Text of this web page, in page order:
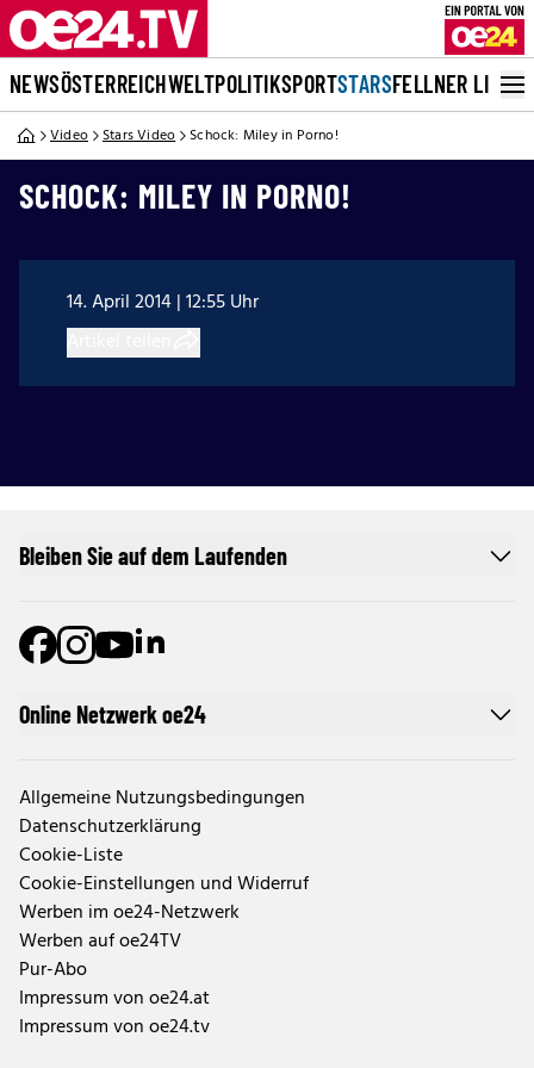
NEWSÖSTERREICHWELTPOLITIKSPORTSTARSFELLNER LIVE
Video Stars Video Schock: Miley in Porno!
SCHOCK: MILEY IN PORNO!
14. April 2014 | 12:55 Uhr
Online Netzwerk oe24
Allgemeine Nutzungsbedingungen
Datenschutzerklärung
Cookie-Liste
Cookie-Einstellungen und Widerruf
Werben im oe24-Netzwerk
Werben auf oe24TV
Pur-Abo
Impressum von oe24.at
Impressum von oe24.tv
Bleiben Sie auf dem Laufenden